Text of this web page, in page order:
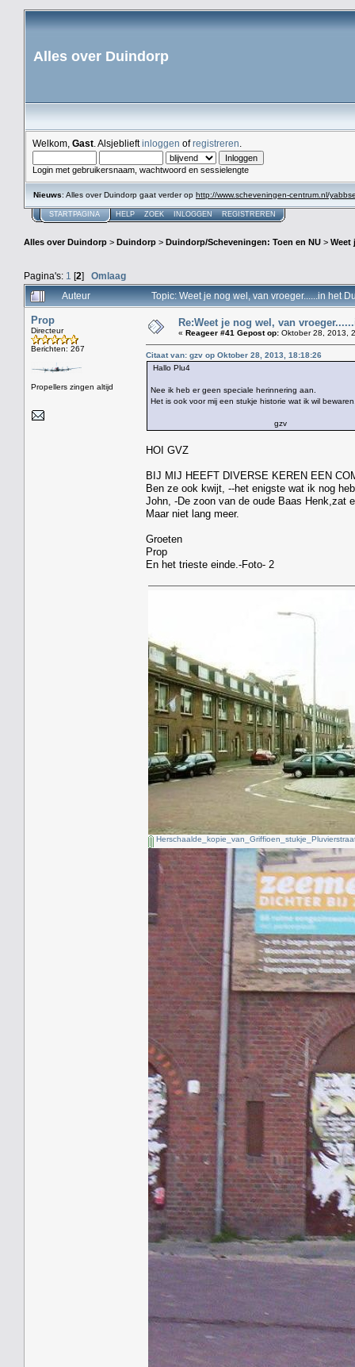
Alles over Duindorp
Welkom, Gast . Alsjeblieftinloggen ofregistreren
Login met gebruikersnaam, wachtwoord en sessielengte
Nieuws: Alles over Duindorp gaat verder op http://www.scheveningen-centrum.nl/
STARTPAGINA HELP ZOEK INLOGGEN REGISTREREN
Alles over Duindorp > Duindorp > Duindorp/Scheveningen: Toen en NU > Weet
Pagina's: 1 [2] Omlaag
Auteur
Topic: Weet je nog wel, van vroeger......in het
Prop
Directeur
Berichten: 267
Propellers zingen altijd
Re:Weet je nog wel, van
« Reageer #41 Gepost op: Oktober 28, 2013,
Citaat van: gzv op Oktober 28, 2013, 18:18:26
Hallo Plu4
Nee ik heb er geen speciale herinnering aan.
Het is ook voor mij een stukje historie wat ik wil
gzv
HOI GVZ
BIJ MIJ HEEFT DIVERSE KEREN EEN
Ben ze ook kwijt, --het enigste wat ik nog
John, -De zoon van de oude Baas Henk,zat
Maar niet lang meer.
Groeten
Prop
En het trieste einde.-Foto- 2